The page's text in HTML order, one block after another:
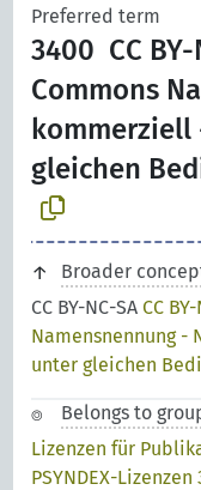
Preferred term
3400 CC
Commons
gleichen
Broader
CC BY-NC-SACC
Namensnennung -
unter gleichen
Belongs to
Lizenzen für
PSYNDEX-Lizenzen